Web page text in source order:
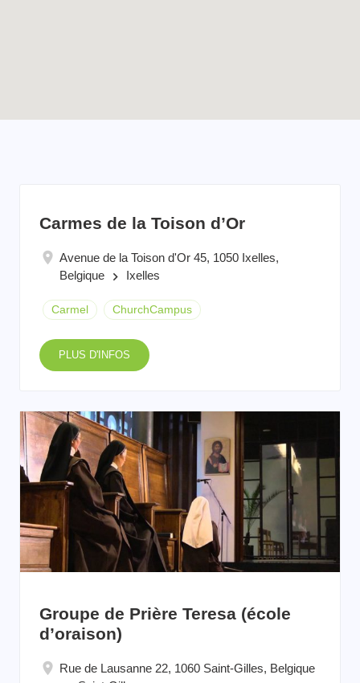
Carmes de la Toison d’Or
Avenue de la Toison d'Or 45, 1050 Ixelles,
Belgique
keyboard_arrow_right Ixelles
Carmel ChurchCampus
PLUS D'INFOS
Groupe de Prière Teresa (école
d’oraison)
Rue de Lausanne 22, 1060 Saint-Gilles, Belgique